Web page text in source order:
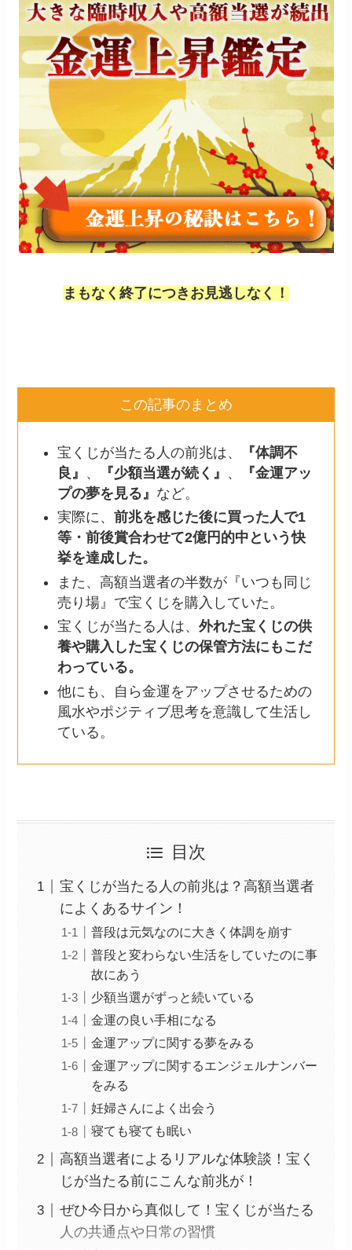
まもなく終了につきお見逃しなく！
この記事のまとめ
宝くじが当たる人の前兆は、
『体調不
良』 、 『少額当選が続く』 、
『金運アッ
プの夢を見る』 など。
実際に、 前兆を感じた後に買った人で1
等・前後賞合わせて2億円的中という快
挙を達成した。
また、高額当選者の半数が『いつも同じ
売り場』で宝くじを購入していた。
宝くじが当たる人は、 外れた宝くじの供
養や購入した宝くじの保管方法にもこだ
わっている。
他にも、自ら金運をアップさせるための
風水やポジティブ思考を意識して生活し
ている。
目次
宝くじが当たる人の前兆は？高額当選者
によくあるサイン！
普段は元気なのに大きく体調を崩す
普段と変わらない生活をしていたのに事
故にあう
少額当選がずっと続いている
金運の良い手相になる
金運アップに関する夢をみる
金運アップに関するエンジェルナンバー
をみる
妊婦さんによく出会う
寝ても寝ても眠い
高額当選者によるリアルな体験談！宝く
じが当たる前にこんな前兆が！
ぜひ今日から真似して！宝くじが当たる
人の共通点や日常の習慣